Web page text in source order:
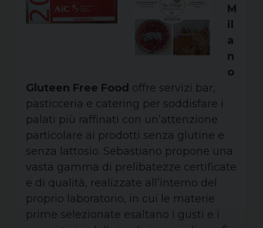
M
il
a
n
o
Gluteen Free Food offre servizi bar,
pasticceria e catering per soddisfare i
palati più raffinati con un’attenzione
particolare ai prodotti senza glutine e
senza lattosio. Sebastiano propone una
vasta gamma di prelibatezze certificate
e di qualità, realizzate all’interno del
proprio laboratorio, in cui le materie
prime selezionate esaltano i gusti e i